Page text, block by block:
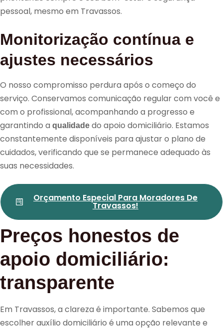
pessoal, mesmo em Travassos.
Monitorização contínua e
ajustes necessários
O nosso compromisso perdura após o começo do
serviço. Conservamos comunicação regular com você e
com o profissional, acompanhando a progresso e
garantindo a qualidade do apoio domiciliário. Estamos
constantemente disponíveis para ajustar o plano de
cuidados, verificando que se permanece adequado às
suas necessidades.
Orçamento Especial Para Moradores De
Travassos!
Preços honestos de
apoio domiciliário:
transparente
Em Travassos, a clareza é importante. Sabemos que
escolher auxílio domiciliário é uma opção relevante e